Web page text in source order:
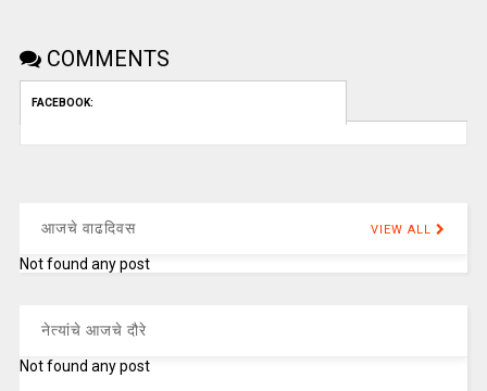
COMMENTS
FACEBOOK:
आजचे वाढदिवस VIEW ALL
Not found any post
नेत्यांचे आजचे दौरे
Not found any post